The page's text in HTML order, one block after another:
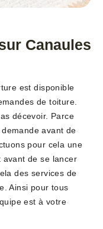
Canaules
est disponible
de toiture.
décevoir. Parce
avant de
pour cela une
de se lancer
des services de
Ainsi pour tous
est à votre